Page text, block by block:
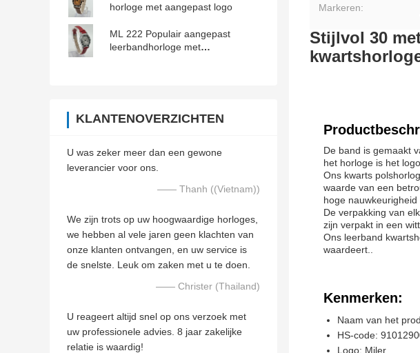
horloge met aangepast logo
ML 222 Populair aangepast
leerbandhorloge met
KLANTENOVERZICHTEN
U was zeker meer dan een gewone
leverancier voor ons.
—— Thanh ((Vietnam))
We zijn trots op uw hoogwaardige horloges,
we hebben al vele jaren geen klachten van
onze klanten ontvangen, en uw service is
de snelste. Leuk om zaken met u te doen.
—— Christer (Thailand)
U reageert altijd snel op ons verzoek met
uw professionele advies. 8 jaar zakelijke
relatie is waardig!
Markeren:
Stijlvol 30
De band is gemaakt
het horloge is het
Ons kwarts
waarde van een
hoge
De verpakking van
zijn verpakt in een
Ons leerband
waardeert..
Kenmerken:
Naam van het
HS-code:
Logo: Miler